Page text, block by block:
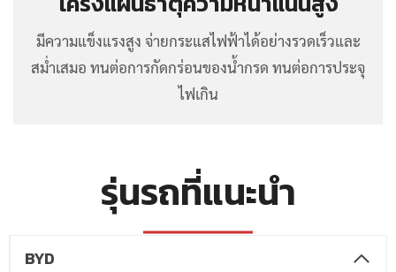
มีความแข็งแรงสูง จ่ายกระแสไฟฟ้าได้อย่างรวดเร็วและ
สม่ำเสมอ ทนต่อการกัดกร่อนของน้ำกรด ทนต่อการประจุ
ไฟเกิน
รุ่นรถที่แนะนำ
BYD